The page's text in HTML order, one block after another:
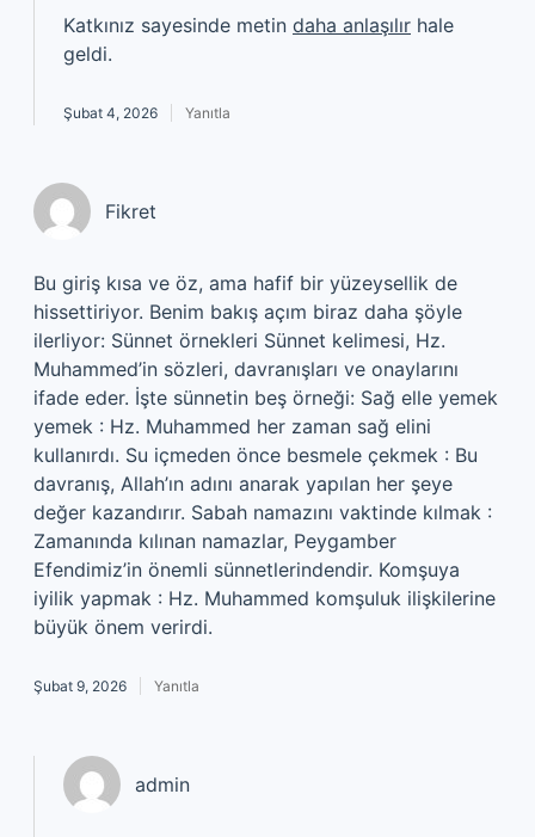
Katkınız sayesinde metin daha anlaşılır hale
geldi.
Şubat 4, 2026 Yanıtla
Fikret
Bu giriş kısa ve öz, ama hafif bir yüzeysellik de
hissettiriyor. Benim bakış açım biraz daha şöyle
ilerliyor: Sünnet örnekleri Sünnet kelimesi, Hz.
Muhammed’in sözleri, davranışları ve onaylarını
ifade eder. İşte sünnetin beş örneği: Sağ elle yemek
yemek : Hz. Muhammed her zaman sağ elini
kullanırdı. Su içmeden önce besmele çekmek : Bu
davranış, Allah’ın adını anarak yapılan her şeye
değer kazandırır. Sabah namazını vaktinde kılmak :
Zamanında kılınan namazlar, Peygamber
Efendimiz’in önemli sünnetlerindendir. Komşuya
iyilik yapmak : Hz. Muhammed komşuluk ilişkilerine
büyük önem verirdi.
Şubat 9, 2026 Yanıtla
admin